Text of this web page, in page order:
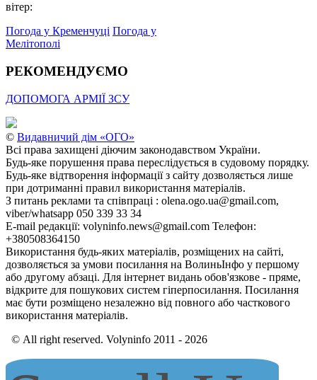
вітер:
Погода у Кременчуці Погода у
Мелітополі
РЕКОМЕНДУЄМО
ДОПОМОГА АРМІЇ ЗСУ
© Видавничий дім «ОГО»
Всі права захищені діючим законодавством України.
Будь-яке порушення права переслідується в судовому порядку.
Будь-яке відтворення інформації з сайту дозволяється лише
при дотриманні правил використання матеріалів.
З питань реклами та співпраці : olena.ogo.ua@gmail.com,
viber/whatsapp 050 339 33 34
E-mail редакції: volyninfo.news@gmail.com Телефон:
+380508364150
Використання будь-яких матеріалів, розміщених на сайті,
дозволяється за умови посилання на ВолиньІнфо у першому
або другому абзаці. Для інтернет видань обов'язкове - пряме,
відкрите для пошукових систем гіперпосилання. Посилання
має бути розміщено незалежно від повного або часткового
використання матеріалів.
© All right reserved. Volyninfo 2011 - 2026